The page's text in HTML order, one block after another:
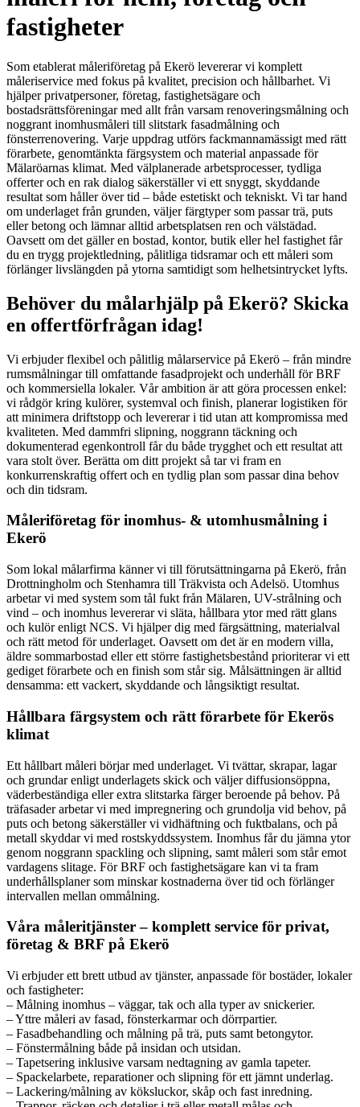
fastigheter
Som etablerat måleriföretag på Ekerö levererar vi komplett
måleriservice med fokus på kvalitet, precision och hållbarhet. Vi
hjälper privatpersoner, företag, fastighetsägare och
bostadsrättsföreningar med allt från varsam renoveringsmålning och
noggrant inomhusmåleri till slitstark fasadmålning och
fönsterrenovering. Varje uppdrag utförs fackmannamässigt med rätt
förarbete, genomtänkta färgsystem och material anpassade för
Mälaröarnas klimat. Med välplanerade arbetsprocesser, tydliga
offerter och en rak dialog säkerställer vi ett snyggt, skyddande
resultat som håller över tid – både estetiskt och tekniskt. Vi tar hand
om underlaget från grunden, väljer färgtyper som passar trä, puts
eller betong och lämnar alltid arbetsplatsen ren och välstädad.
Oavsett om det gäller en bostad, kontor, butik eller hel fastighet får
du en trygg projektledning, pålitliga tidsramar och ett måleri som
förlänger livslängden på ytorna samtidigt som helhetsintrycket lyfts.
Behöver du målarhjälp på Ekerö? Skicka
en offertförfrågan idag!
Vi erbjuder flexibel och pålitlig målarservice på Ekerö – från mindre
rumsmålningar till omfattande fasadprojekt och underhåll för BRF
och kommersiella lokaler. Vår ambition är att göra processen enkel:
vi rådgör kring kulörer, systemval och finish, planerar logistiken för
att minimera driftstopp och levererar i tid utan att kompromissa med
kvaliteten. Med dammfri slipning, noggrann täckning och
dokumenterad egenkontroll får du både trygghet och ett resultat att
vara stolt över. Berätta om ditt projekt så tar vi fram en
konkurrenskraftig offert och en tydlig plan som passar dina behov
och din tidsram.
Måleriföretag för inomhus- & utomhusmålning i
Ekerö
Som lokal målarfirma känner vi till förutsättningarna på Ekerö, från
Drottningholm och Stenhamra till Träkvista och Adelsö. Utomhus
arbetar vi med system som tål fukt från Mälaren, UV-strålning och
vind – och inomhus levererar vi släta, hållbara ytor med rätt glans
och kulör enligt NCS. Vi hjälper dig med färgsättning, materialval
och rätt metod för underlaget. Oavsett om det är en modern villa,
äldre sommarbostad eller ett större fastighetsbestånd prioriterar vi ett
gediget förarbete och en finish som står sig. Målsättningen är alltid
densamma: ett vackert, skyddande och långsiktigt resultat.
Hållbara färgsystem och rätt förarbete för Ekerös
klimat
Ett hållbart måleri börjar med underlaget. Vi tvättar, skrapar, lagar
och grundar enligt underlagets skick och väljer diffusionsöppna,
väderbeständiga eller extra slitstarka färger beroende på behov. På
träfasader arbetar vi med impregnering och grundolja vid behov, på
puts och betong säkerställer vi vidhäftning och fuktbalans, och på
metall skyddar vi med rostskyddssystem. Inomhus får du jämna ytor
genom noggrann spackling och slipning, samt måleri som står emot
vardagens slitage. För BRF och fastighetsägare kan vi ta fram
underhållsplaner som minskar kostnaderna över tid och förlänger
intervallen mellan ommålning.
Våra måleritjänster – komplett service för privat,
företag & BRF på Ekerö
Vi erbjuder ett brett utbud av tjänster, anpassade för bostäder, lokaler
och fastigheter:
– Målning inomhus – väggar, tak och alla typer av snickerier.
– Yttre måleri av fasad, fönsterkarmar och dörrpartier.
– Fasadbehandling och målning på trä, puts samt betongytor.
– Fönstermålning både på insidan och utsidan.
– Tapetsering inklusive varsam nedtagning av gamla tapeter.
– Spackelarbete, reparationer och slipning för ett jämnt underlag.
– Lackering/målning av köksluckor, skåp och fast inredning.